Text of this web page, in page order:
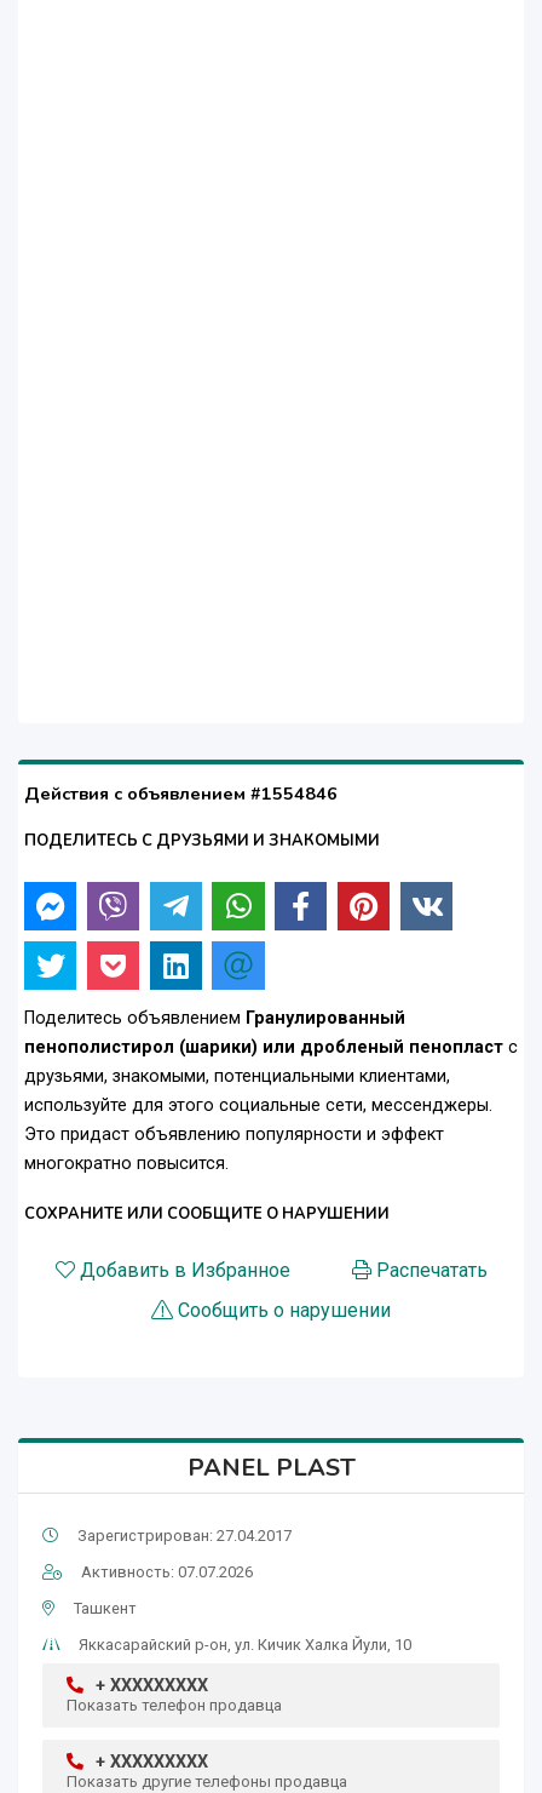
Действия с объявлением #1554846
ПОДЕЛИТЕСЬ С ДРУЗЬЯМИ И ЗНАКОМЫМИ
Поделитесь объявлением Гранулированный
пенополистирол (шарики) или дробленый пенопласт с
друзьями, знакомыми, потенциальными клиентами,
используйте для этого социальные сети, мессенджеры.
Это придаст объявлению популярности и эффект
многократно повысится.
СОХРАНИТЕ ИЛИ СООБЩИТЕ О НАРУШЕНИИ
Добавить в Избранное
Распечатать
Сообщить о нарушении
PANEL PLAST
Зарегистрирован: 27.04.2017
Активность: 07.07.2026
Ташкент
Яккасарайский р-он, ул. Кичик Халка Йули, 10
+ XXXXXXXXX
Показать телефон продавца
+ XXXXXXXXX
Показать другие телефоны продавца